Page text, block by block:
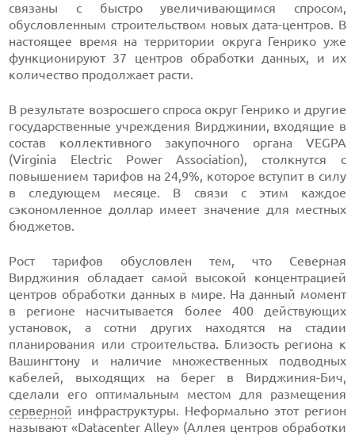
связаны с быстро увеличивающимся спросом,
обусловленным строительством новых дата-центров. В
настоящее время на территории округа Генрико уже
функционируют 37 центров обработки данных, и их
количество продолжает расти.
В результате возросшего спроса округ Генрико и другие
государственные учреждения Вирджинии, входящие в
состав коллективного закупочного органа VEGPA
(Virginia Electric Power Association), столкнутся с
повышением тарифов на 24,9%, которое вступит в силу
в следующем месяце. В связи с этим каждое
сэкономленное доллар имеет значение для местных
бюджетов.
Рост тарифов обусловлен тем, что Северная
Вирджиния обладает самой высокой концентрацией
центров обработки данных в мире. На данный момент
в регионе насчитывается более 400 действующих
установок, а сотни других находятся на стадии
планирования или строительства. Близость региона к
Вашингтону и наличие множественных подводных
кабелей, выходящих на берег в Вирджиния-Бич,
сделали его оптимальным местом для размещения
серверной инфраструктуры. Неформально этот регион
называют «Datacenter Alley» (Аллея центров обработки